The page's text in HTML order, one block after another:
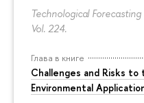
Technological
Vol. 224.
Глава в книге
Challenges and Risks
Environmental